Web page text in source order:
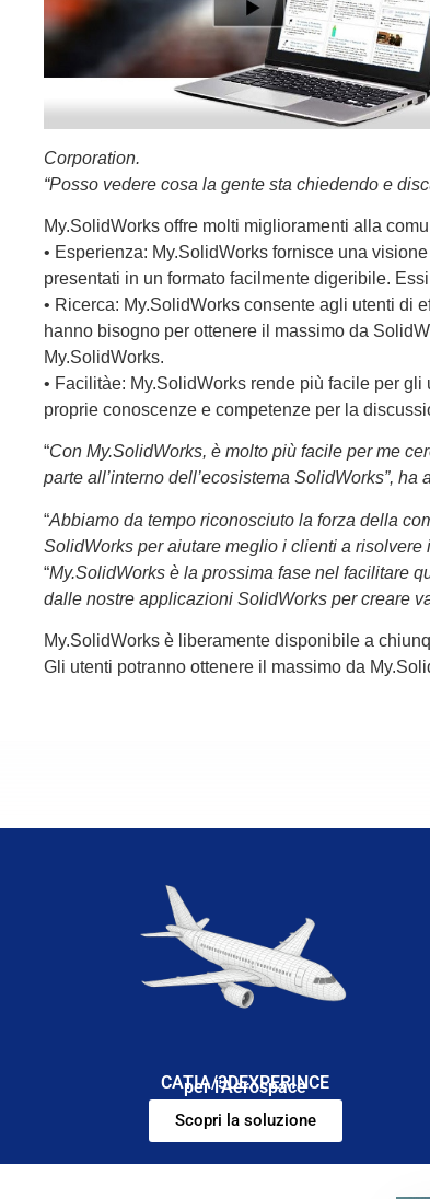
Corporation.
“Posso vedere cosa la gente sta chiedendo e
My.SolidWorks offre molti miglioramenti alla
• Esperienza: My.SolidWorks fornisce una
presentati in un formato facilmente digeribile.
• Ricerca: My.SolidWorks consente agli utenti di
hanno bisogno per ottenere il massimo da
My.SolidWorks.
• Facilitàe: My.SolidWorks rende più facile per gli
proprie conoscenze e competenze per la
“Con My.SolidWorks, è molto più facile per me
parte all’interno dell’ecosistema SolidWorks”,
“Abbiamo da tempo riconosciuto la forza della
SolidWorks per aiutare meglio i clienti a risolvere
“My.SolidWorks è la prossima fase nel facilitare
dalle nostre applicazioni SolidWorks per creare
My.SolidWorks è liberamente disponibile a
Gli utenti potranno ottenere il massimo da
CATIA/3DEXPERINCE
per l'Aerospace
Scopri la soluzione